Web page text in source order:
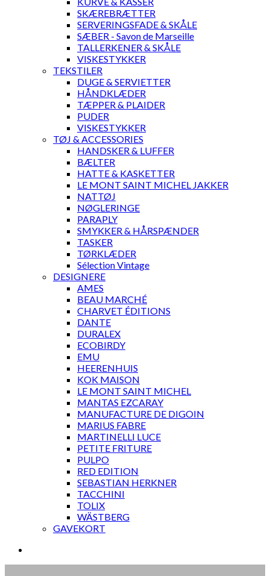
SKÆREBRÆTTER
SERVERINGSFADE & SKÅLE
SÆBER - Savon de Marseille
TALLERKENER & SKÅLE
VISKESTYKKER
TEKSTILER
DUGE & SERVIETTER
HÅNDKLÆDER
TÆPPER & PLAIDER
PUDER
VISKESTYKKER
TØJ & ACCESSORIES
HANDSKER & LUFFER
BÆLTER
HATTE & KASKETTER
LE MONT SAINT MICHEL JAKKER
NATTØJ
NØGLERINGE
PARAPLY
SMYKKER & HÅRSPÆNDER
TASKER
TØRKLÆDER
Sélection Vintage
DESIGNERE
AMES
BEAU MARCHÉ
CHARVET ÉDITIONS
DANTE
DURALEX
ECOBIRDY
EMU
HEERENHUIS
KOK MAISON
LE MONT SAINT MICHEL
MANTAS EZCARAY
MANUFACTURE DE DIGOIN
MARIUS FABRE
MARTINELLI LUCE
PETITE FRITURE
PULPO
RED EDITION
SEBASTIAN HERKNER
TACCHINI
TOLIX
WÄSTBERG
GAVEKORT